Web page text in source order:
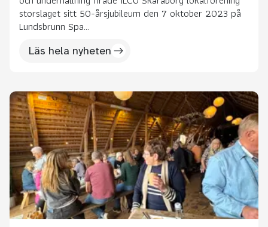
storslaget sitt 50-årsjubileum den 7 oktober 2023 på
Lundsbrunn Spa...
Läs hela nyheten